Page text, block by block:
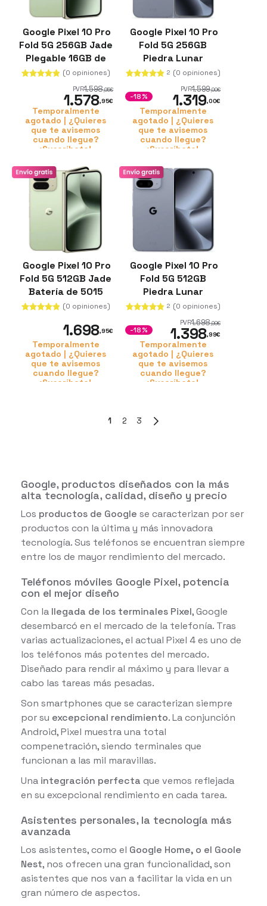
Google Pixel 10 Pro
Fold 5G 256GB Jade
Plegable 16GB de
RAM Triple cámara
trasera
(0 opiniones)
PVR1.598,95€
1.578,95€
Temporalmente
agotado | ¿Quieres
que te avisemos
cuando llegue?
¡Suscríbete!
Google Pixel 10 Pro
Fold 5G 256GB
Piedra Lunar
Pantalla OLED de 8
Pulgadas 16GB de
RAM Chip Google
Tensor G5
2 (0 opiniones)
PVR1.599,00€
1.319,00€
-18%
Temporalmente
agotado | ¿Quieres
que te avisemos
cuando llegue?
¡Suscríbete!
Google Pixel 10 Pro
Fold 5G 512GB Jade
Batería de 5015
mAh 16GB de RAM
(0 opiniones)
1.698,95€
Temporalmente
agotado | ¿Quieres
que te avisemos
cuando llegue?
¡Suscríbete!
Google Pixel 10 Pro
Fold 5G 512GB
Piedra Lunar
Procesador Tensor
G5 16GB de RAM
Potenciando con IA
2 (0 opiniones)
PVR1.698,99€
1.398,99€
-18%
Temporalmente
agotado | ¿Quieres
que te avisemos
cuando llegue?
¡Suscríbete!
1 2 3
Google, productos diseñados con la más
alta tecnología, calidad, diseño y precio
Los productos de Google se caracterizan por ser
productos con la última y más innovadora
tecnología. Sus teléfonos se encuentran siempre
entre los de mayor rendimiento del mercado.
Teléfonos móviles Google Pixel, potencia
con el mejor diseño
Con la llegada de los terminales Pixel, Google
desembarcó en el mercado de la telefonía. Tras
varias actualizaciones, el actual Pixel 4 es uno de
los teléfonos más potentes del mercado.
Diseñado para rendir al máximo y para llevar a
cabo las tareas más pesadas.
Son smartphones que se caracterizan siempre
por su excepcional rendimiento. La conjunción
Android, Pixel muestra una total
compenetración, siendo terminales que
funcionan a las mil maravillas.
Una integración perfecta que vemos reflejada
en su excepcional rendimiento en cada tarea.
Asistentes personales, la tecnología más
avanzada
Los asistentes, como el Google Home, o el Goole
Nest, nos ofrecen una gran funcionalidad, son
asistentes que nos van a facilitar la vida en un
gran número de aspectos.